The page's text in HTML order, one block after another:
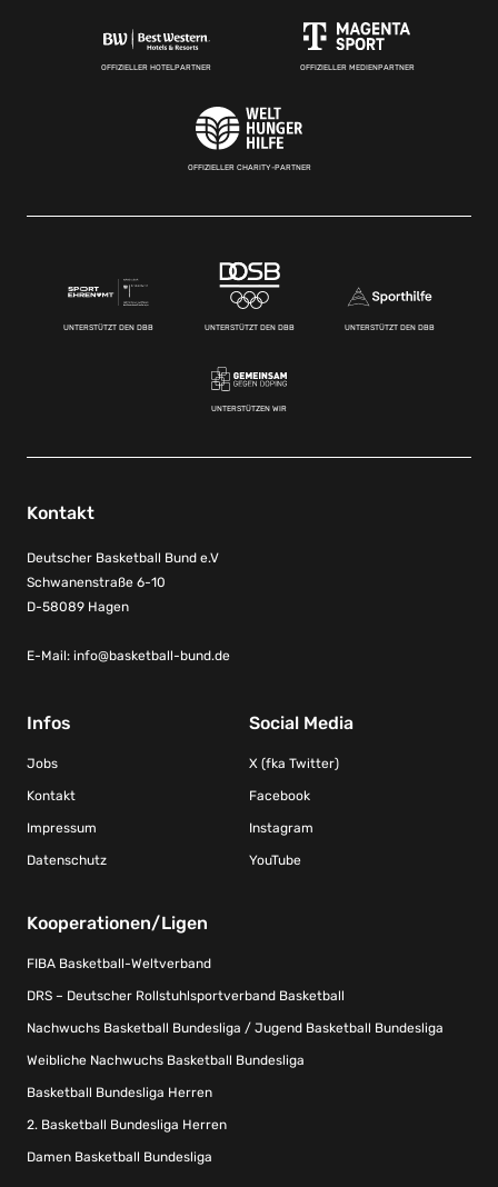
OFFIZIELLER HOTELPARTNER OFFIZIELLER MEDIENPARTNER
OFFIZIELLER CHARITY-PARTNER
UNTERSTÜTZT DEN DBB UNTERSTÜTZT DEN DBB UNTERSTÜTZT DEN DBB
UNTERSTÜTZEN WIR
Kontakt
Deutscher Basketball Bund e.V
Schwanenstraße 6-10
D-58089 Hagen
E-Mail: info@basketball-bund.de
Infos
Jobs
Kontakt
Impressum
Datenschutz
Social Media
X (fka Twitter)
Facebook
Instagram
YouTube
Kooperationen/Ligen
FIBA Basketball-Weltverband
DRS – Deutscher Rollstuhlsportverband Basketball
Nachwuchs Basketball Bundesliga / Jugend Basketball Bundesliga
Weibliche Nachwuchs Basketball Bundesliga
Basketball Bundesliga Herren
2. Basketball Bundesliga Herren
Damen Basketball Bundesliga